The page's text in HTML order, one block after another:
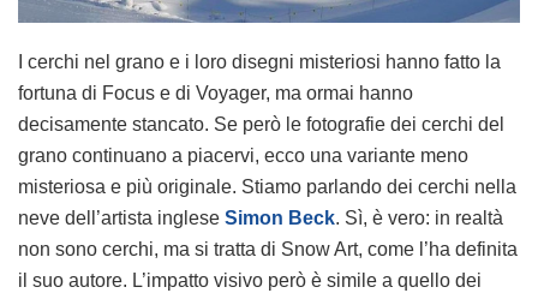
I cerchi nel grano e i loro disegni misteriosi hanno fatto la
fortuna di Focus e di Voyager, ma ormai hanno
decisamente stancato. Se però le fotografie dei cerchi del
grano continuano a piacervi, ecco una variante meno
misteriosa e più originale. Stiamo parlando dei cerchi nella
neve dell’artista inglese Simon Beck. Sì, è vero: in realtà
non sono cerchi, ma si tratta di Snow Art, come l’ha definita
il suo autore. L’impatto visivo però è simile a quello dei